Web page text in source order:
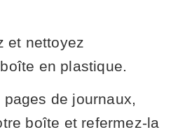
et nettoyez
en plastique.
de journaux,
boîte et refermez-la